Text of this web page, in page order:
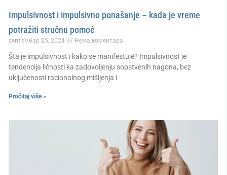
Impulsivnost i impulsivno ponašanje – kada je vreme
potražiti stručnu pomoć
септембар 25, 2024 Нема коментара
Šta je impulsivnost i kako se manifestuje? Impulsivnost je
tendencija ličnosti ka zadovoljenju sopstvenih nagona, bez
uključenosti racionalnog mišljenja i
Pročitaj više »